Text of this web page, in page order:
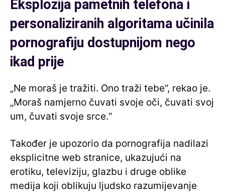
Eksplozija pametnih telefona i
personaliziranih algoritama učinila
pornografiju dostupnijom nego
ikad prije
„Ne moraš je tražiti. Ono traži tebe“, rekao je.
„Moraš namjerno čuvati svoje oči, čuvati svoj
um, čuvati svoje srce.“
Također je upozorio da pornografija nadilazi
eksplicitne web stranice, ukazujući na
erotiku, televiziju, glazbu i druge oblike
medija koji oblikuju ljudsko razumijevanje